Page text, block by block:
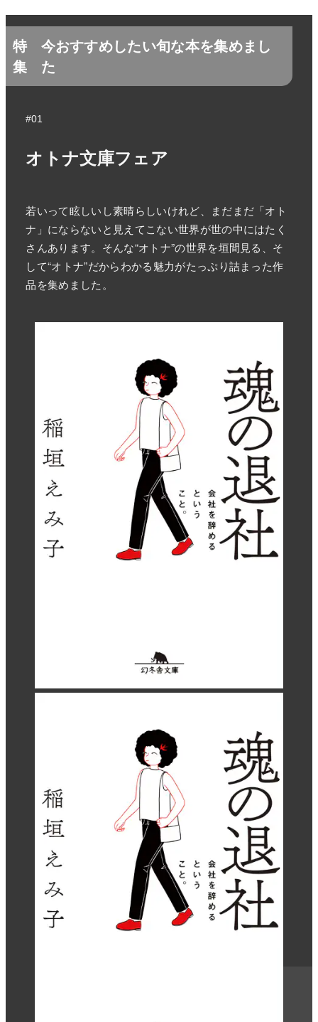
特
集
今おすすめしたい旬な本を集めまし
た
#01
オトナ文庫フェア
若いって眩しいし素晴らしいけれど、まだまだ「オト
ナ」にならないと見えてこない世界が世の中にはたく
さんあります。そんな“オトナ”の世界を垣間見る、そ
して“オトナ”だからわかる魅力がたっぷり詰まった作
品を集めました。